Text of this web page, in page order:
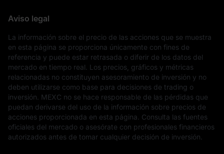
Aviso legal
La información sobre el precio de las acciones que se muestra
en esta página se proporciona únicamente con fines de
referencia y puede estar retrasada o diferir de los datos del
mercado en tiempo real. Los precios, gráficos y métricas
relacionadas no constituyen asesoramiento de inversión y no
deben utilizarse como base para decisiones de trading o
inversión. MEXC no se hace responsable de las pérdidas que
puedan derivarse del uso de la información sobre precios de
acciones proporcionada en esta página. Consulta las fuentes
oficiales del mercado o asesórate con profesionales financieros
autorizados antes de tomar cualquier decisión de inversión.